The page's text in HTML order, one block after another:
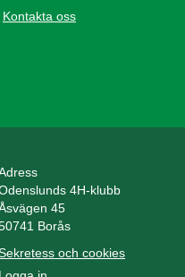
Kontakta oss
4H-klubb
45
Borås
och cookies